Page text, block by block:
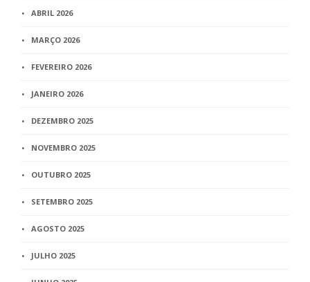
ABRIL 2026
MARÇO 2026
FEVEREIRO 2026
JANEIRO 2026
DEZEMBRO 2025
NOVEMBRO 2025
OUTUBRO 2025
SETEMBRO 2025
AGOSTO 2025
JULHO 2025